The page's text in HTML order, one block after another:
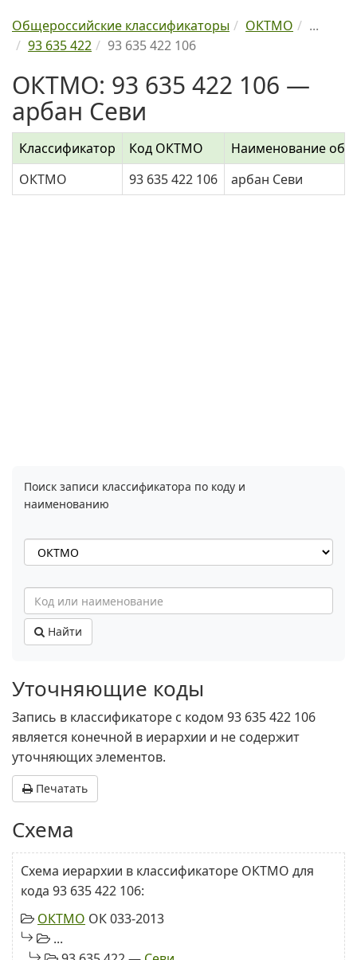
Общероссийские классификаторы ОКТМО
...
93 635 422
93 635 422 106
ОКТМО: 93 635 422 106 —
арбан Севи
Классификатор Код ОКТМО
Наименование
ОКТМО
93 635 422 106 арбан Севи
Поиск записи классификатора по коду и
наименованию
Найти
Уточняющие коды
Запись в классификаторе с кодом 93 635 422 106
является конечной в иерархии и не содержит
уточняющих элементов.
Печатать
Схема
Схема иерархии в классификаторе ОКТМО для
кода 93 635 422 106:
ОКТМО ОК 033-2013
...